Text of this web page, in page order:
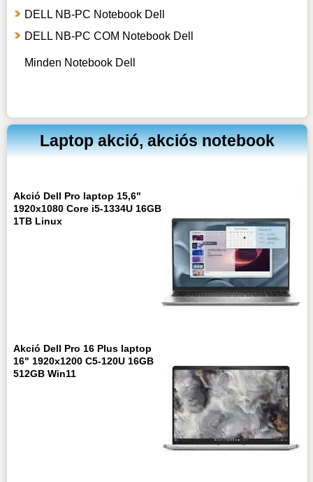
DELL NB-PC Notebook Dell
DELL NB-PC COM Notebook Dell
Minden Notebook Dell
Laptop akció, akciós notebook
Akció Dell Pro laptop 15,6"
1920x1080 Core i5-1334U 16GB
1TB Linux
Akció Dell Pro 16 Plus laptop
16" 1920x1200 C5-120U 16GB
512GB Win11